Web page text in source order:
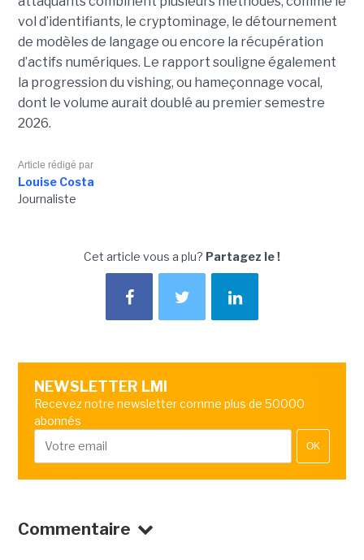
vol d’identifiants, le cryptominage, le détournement
de modèles de langage ou encore la récupération
d’actifs numériques. Le rapport souligne également
la progression du vishing, ou hameçonnage vocal,
dont le volume aurait doublé au premier semestre
2026.
Article rédigé par
Louise Costa
Journaliste
Cet article vous a plu? Partagez le !
NEWSLETTER LMI
Recevez notre newsletter comme plus de 50000
abonnés
OK
Commentaire